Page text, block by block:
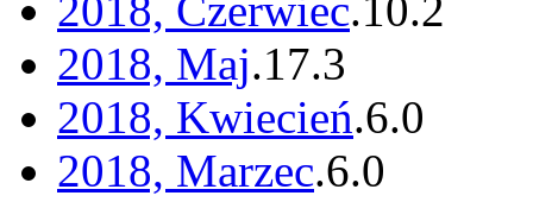
2018, Maj.17.3
2018, Kwiecień.6.0
2018, Marzec.6.0